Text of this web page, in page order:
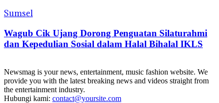
Sumsel
Wagub Cik Ujang Dorong Penguatan Silaturahmi
dan Kepedulian Sosial dalam Halal Bihalal IKLS
Newsmag is your news, entertainment, music fashion website. We
provide you with the latest breaking news and videos straight from
the entertainment industry.
Hubungi kami: contact@yoursite.com